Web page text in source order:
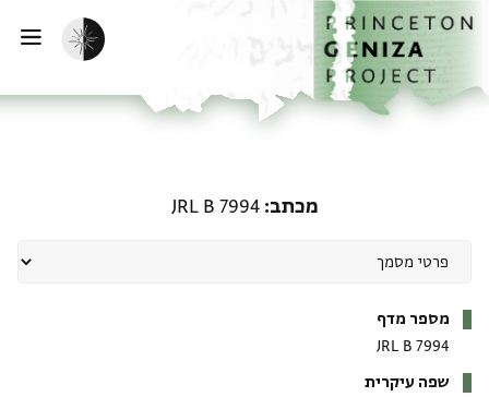
דילוג לתוכן
דף הבית
הפעלת מצב כהה
מכתב JRL B 7994
מספר מדף
JRL B 7994
שפה עיקרית